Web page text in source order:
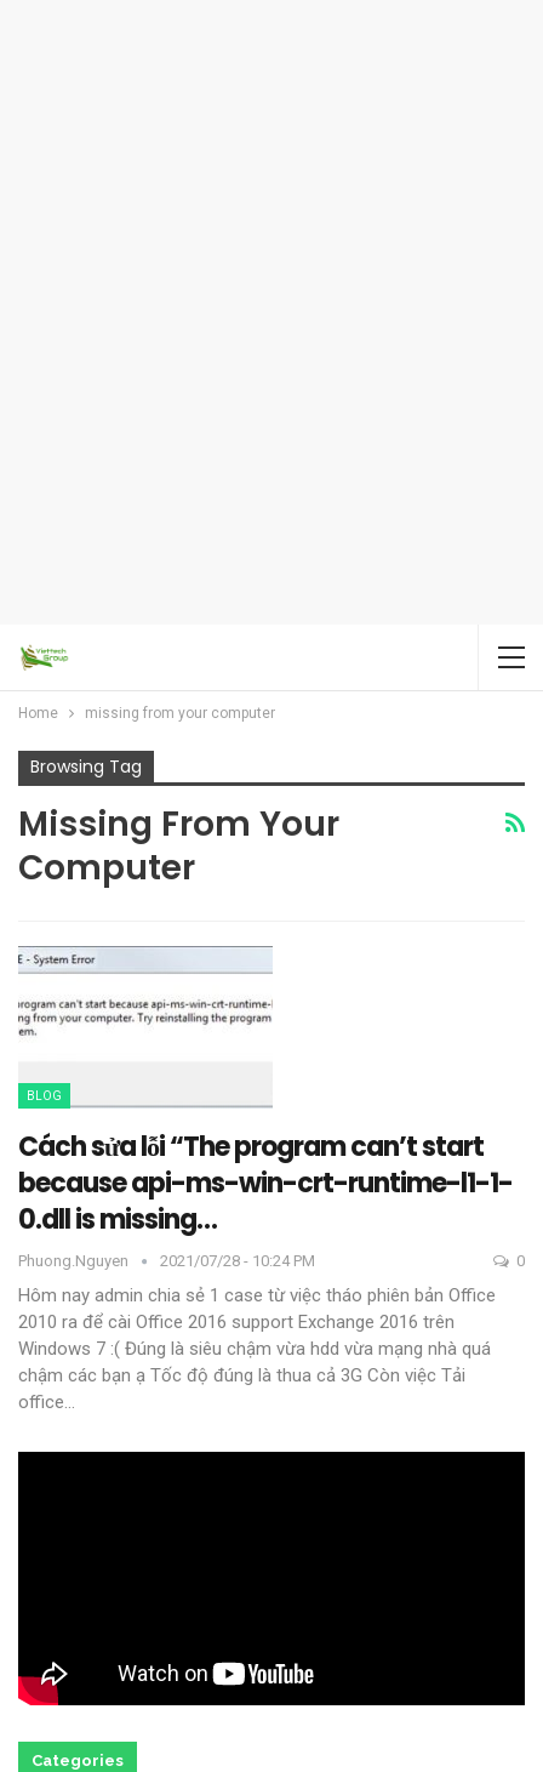
Home missing from your computer
Browsing Tag
Missing From Your
Computer
BLOG
Cách sửa lỗi “The program can’t start
because api-ms-win-crt-runtime-l1-1-
0.dll is missing…
Phuong.nguyen 2021/07/28 - 10:24 PM 0
Hôm nay admin chia sẻ 1 case từ việc tháo phiên bản Office
2010 ra để cài Office 2016 support Exchange 2016 trên
Windows 7 :( Đúng là siêu chậm vừa hdd vừa mạng nhà quá
chậm các bạn ạ Tốc độ đúng là thua cả 3G Còn việc Tải
office…
Categories